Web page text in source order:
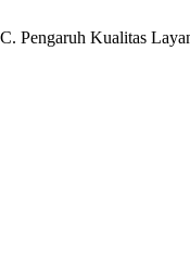
Pengaruh Kualitas